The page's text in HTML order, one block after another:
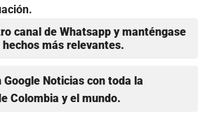
canal de Whatsapp y manténgase
más relevantes.
Noticias con toda la
Colombia y el mundo.